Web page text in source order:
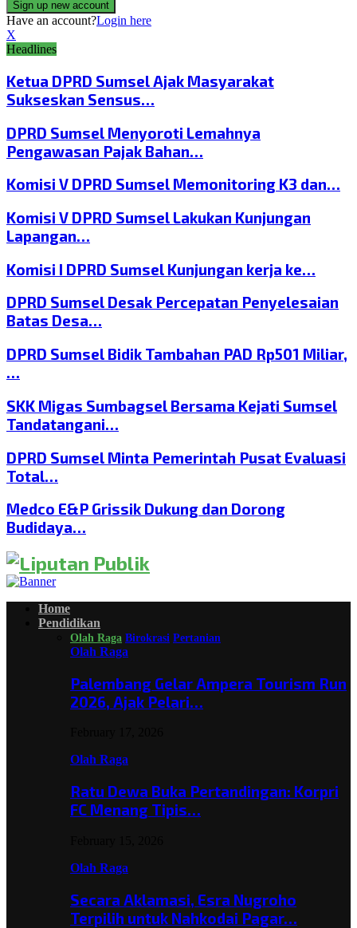
Have an account?Login here
X
Headlines
Ketua DPRD Sumsel Ajak Masyarakat
Sukseskan Sensus…
DPRD Sumsel Menyoroti Lemahnya
Pengawasan Pajak Bahan…
Komisi V DPRD Sumsel Memonitoring K3 dan…
Komisi V DPRD Sumsel Lakukan Kunjungan
Lapangan…
Komisi I DPRD Sumsel Kunjungan kerja ke…
DPRD Sumsel Desak Percepatan Penyelesaian
Batas Desa…
DPRD Sumsel Bidik Tambahan PAD Rp501 Miliar,
…
SKK Migas Sumbagsel Bersama Kejati Sumsel
Tandatangani…
DPRD Sumsel Minta Pemerintah Pusat Evaluasi
Total…
Medco E&P Grissik Dukung dan Dorong
Budidaya…
Home
Pendidikan
Olah Raga Birokrasi Pertanian
Olah Raga
Palembang Gelar Ampera Tourism Run
2026, Ajak Pelari…
Olah Raga
Ratu Dewa Buka Pertandingan: Korpri
FC Menang Tipis…
Olah Raga
Secara Aklamasi, Esra Nugroho
Terpilih untuk Nahkodai Pagar…